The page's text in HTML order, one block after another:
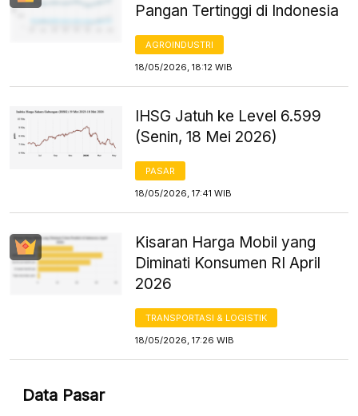
Pangan Tertinggi di Indonesia
AGROINDUSTRI
18/05/2026, 18:12 WIB
IHSG Jatuh ke Level 6.599
(Senin, 18 Mei 2026)
PASAR
18/05/2026, 17:41 WIB
Kisaran Harga Mobil yang
Diminati Konsumen RI April
2026
TRANSPORTASI & LOGISTIK
18/05/2026, 17:26 WIB
Data Pasar